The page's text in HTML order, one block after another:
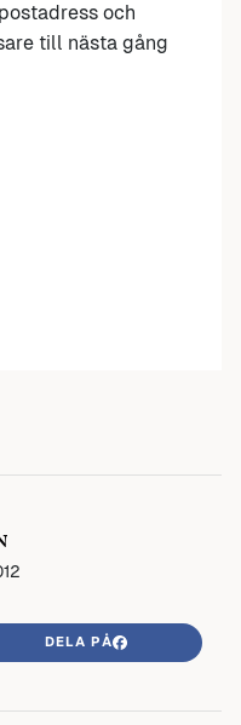
och
till nästa gång
DELA PÅ